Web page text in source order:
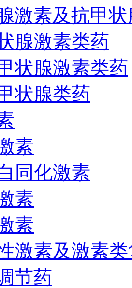
激素及抗甲
腺激素类药
状腺激素类药
状腺类药
素
同化激素
素
素
激素及激素
节药